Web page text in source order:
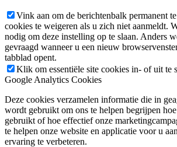
Vink aan om de berichtenbalk permanent
cookies te weigeren als u zich niet aanmeldt.
nodig om deze instelling op te slaan. Anders
gevraagd wanneer u een nieuw
tabblad opent.
Klik om essentiële site cookies in- of uit te
Google Analytics Cookies
Deze cookies verzamelen informatie die in
wordt gebruikt om ons te helpen begrijpen
gebruikt of hoe effectief onze
te helpen onze website en applicatie voor u
ervaring te verbeteren.